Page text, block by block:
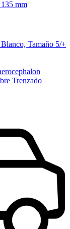
mm
Tamaño 5/+
Trenzado